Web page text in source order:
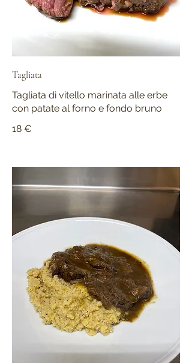
Tagliata
Tagliata di vitello marinata alle erbe
con patate al forno e fondo bruno
18 €